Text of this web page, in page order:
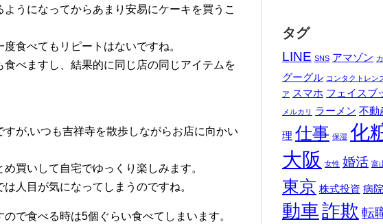
うになってからあまり安易にケーキを買うこ
食べてもリピートはないですね。
べますし、結果的に同じ店の同じアイテムを
が,いつも吉祥寺を散歩しながらお店に向かい
買いして自宅でゆっくり楽しみます。
人目が気になってしまうのですね。
で食べる時は5個ぐらい食べてしまいます。
タグ
LINE SNS アマゾン
グーグル コンタクトレン
ア スマホ フェイスブ
メルカリ ラーメン 不動
理 仕事 保湿 化
大阪 女性 婚活 富
東京 株式投資 病院
動車詐欺 転